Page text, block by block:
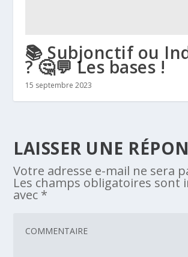
📚 Subjonctif ou
? 🤔💬 Les bases !
15 septembre 2023
LAISSER UNE
Votre adresse e-mail ne sera
Les champs obligatoires sont
avec *